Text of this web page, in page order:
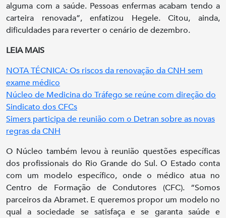
alguma com a saúde. Pessoas enfermas acabam tendo a
carteira renovada”, enfatizou Hegele. Citou, ainda,
dificuldades para reverter o cenário de dezembro.
LEIA MAIS
NOTA TÉCNICA: Os riscos da renovação da CNH sem
exame médico
Núcleo de Medicina do Tráfego se reúne com direção do
Sindicato dos CFCs
Simers participa de reunião com o Detran sobre as novas
regras da CNH
O Núcleo também levou à reunião questões específicas
dos profissionais do Rio Grande do Sul. O Estado conta
com um modelo específico, onde o médico atua no
Centro de Formação de Condutores (CFC). “Somos
parceiros da Abramet. E queremos propor um modelo no
qual a sociedade se satisfaça e se garanta saúde e